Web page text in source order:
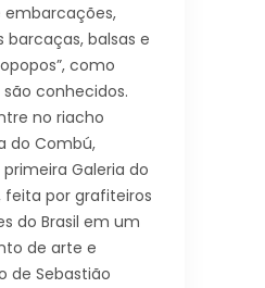
embarcações,
barcaças, balsas e
como
conhecidos.
no riacho
do Combú,
Galeria do
feita por grafiteiros
do Brasil em um
de arte e
de Sebastião